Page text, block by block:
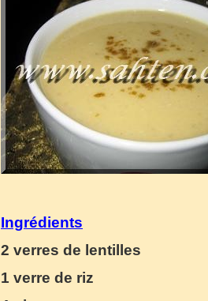
Ingrédients
2 verres de lentilles
1 verre de riz